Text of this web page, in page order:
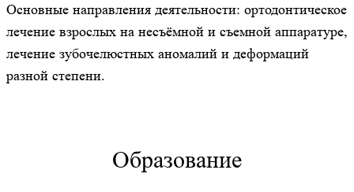
Основные направления деятельности: ортодонтическое
лечение взрослых на несъёмной и съемной аппаратуре,
лечение зубочелюстных аномалий и деформаций
разной степени.
Образование